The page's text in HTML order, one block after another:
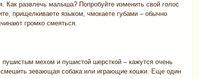
Как развлечь малыша? Попробуйте изменить свой голос
прищелкиваете языком, чмокаете губами – обычно
громко смеяться.
мехом и пушистой шерсткой – кажутся очень
зевающая собака или играющие кошки. Еще один